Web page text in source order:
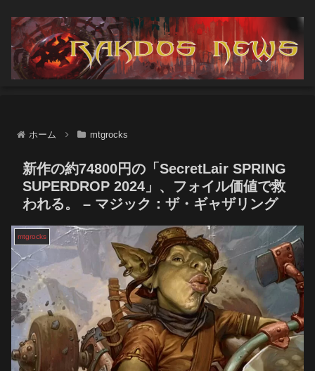
ホーム mtgrocks
新作の約74800円の「SecretLair SPRING
SUPERDROP 2024」、フォイル価値で救
われる。 – マジック：ザ・ギャザリング
mtgrocks